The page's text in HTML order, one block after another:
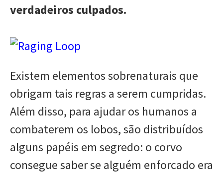
verdadeiros culpados.
Existem elementos sobrenaturais que
obrigam tais regras a serem cumpridas.
Além disso, para ajudar os humanos a
combaterem os lobos, são distribuídos
alguns papéis em segredo: o corvo
consegue saber se alguém enforcado era